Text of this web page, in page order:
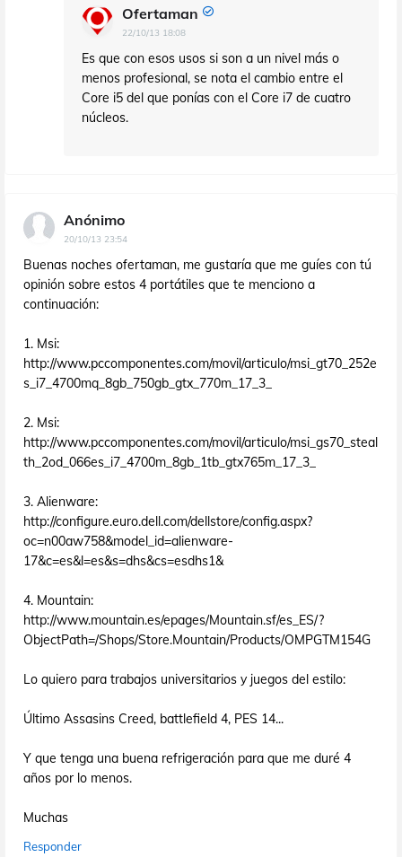
Ofertaman
22/10/13 18:08
Es que con esos usos si son a un nivel más o
menos profesional, se nota el cambio entre el
Core i5 del que ponías con el Core i7 de cuatro
núcleos.
Anónimo
20/10/13 23:54
Buenas noches ofertaman, me gustaría que me guíes con tú
opinión sobre estos 4 portátiles que te menciono a
continuación:
1. Msi:
http://www.pccomponentes.com/movil/articulo/msi_gt70_252e
s_i7_4700mq_8gb_750gb_gtx_770m_17_3_
2. Msi:
http://www.pccomponentes.com/movil/articulo/msi_gs70_steal
th_2od_066es_i7_4700m_8gb_1tb_gtx765m_17_3_
3. Alienware:
http://configure.euro.dell.com/dellstore/config.aspx?
oc=n00aw758&model_id=alienware-
17&c=es&l=es&s=dhs&cs=esdhs1&
4. Mountain:
http://www.mountain.es/epages/Mountain.sf/es_ES/?
ObjectPath=/Shops/Store.Mountain/Products/OMPGTM154G
Lo quiero para trabajos universitarios y juegos del estilo:
Último Assasins Creed, battlefield 4, PES 14...
Y que tenga una buena refrigeración para que me duré 4
años por lo menos.
Muchas
Responder